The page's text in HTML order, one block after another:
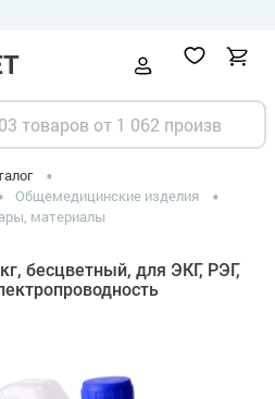
Общемедицинские изделия
материалы
бесцветный, для ЭКГ, РЭГ,